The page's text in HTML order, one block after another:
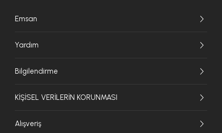
Emsan
Yardım
Bilgilendirme
KİŞİSEL VERİLERİN KORUNMASI
Alışveriş